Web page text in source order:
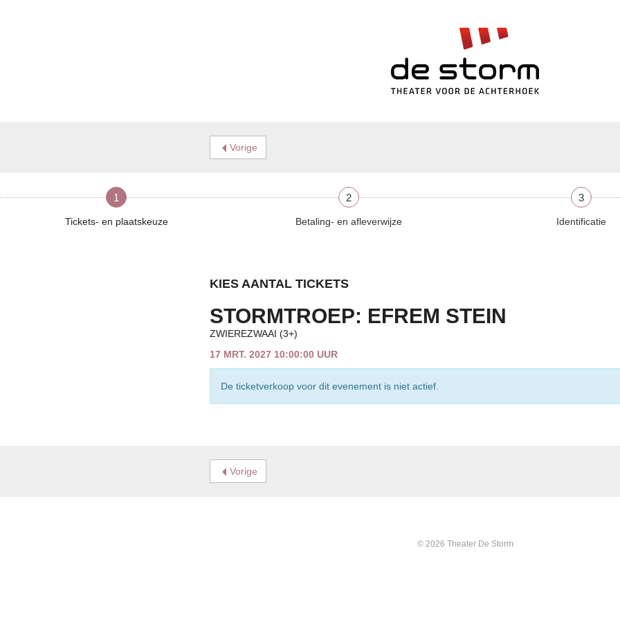
Vorige
1
Tickets- en plaatskeuze
2
Betaling- en afleverwijze
3
Identificatie
KIES AANTAL TICKETS
STORMTROEP: EFREM STEIN
ZWIEREZWAAI (3+)
17 MRT. 2027 10:00:00 UUR
De ticketverkoop voor dit evenement is niet actief.
Vorige
© 2026 Theater De Storm